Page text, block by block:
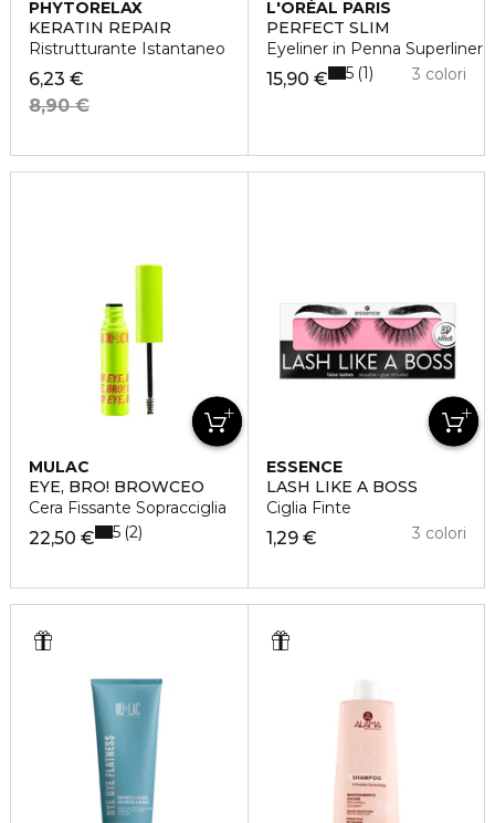
PHYTORELAX
KERATIN REPAIR
Ristrutturante Istantaneo
6,23 €
8,90 €
L'ORÉAL PARIS
PERFECT SLIM
Eyeliner in Penna Superliner
15,90 € 3 colori
5 1
MULAC
EYE, BRO! BROWCEO
Cera Fissante Sopracciglia
22,50 € 5 2
ESSENCE
LASH LIKE A BOSS
Ciglia Finte
1,29 € 3 colori